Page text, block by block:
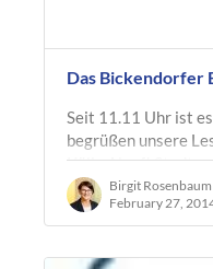
Das Bickendorfer
Seit 11.11 Uhr ist
begrüßen unsere
Kölle Alaaf!
Alaaf! Wir haben
Birgit
February 27,